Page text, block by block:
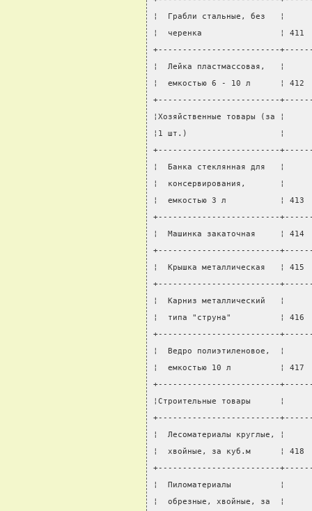
¦  Грабли стальные, без
¦  черенка                ¦
+-------------------------
¦  Лейка
¦  емкостью 6 - 10 л
+-------------------------
¦Хозяйственные товары
¦1 шт.)                   ¦
+-------------------------
¦  Банка стеклянная
¦  консервирования,
¦  емкостью 3 л           ¦
+-------------------------
¦  Машинка закаточная
+-------------------------
¦  Крышка
+-------------------------
¦  Карниз
¦  типа "струна"          ¦
+-------------------------
¦  Ведро
¦  емкостью 10 л
+-------------------------
¦Строительные товары
+-------------------------
¦  Лесоматериалы
¦  хвойные, за куб.м
+-------------------------
¦  Пиломатериалы
¦  обрезные, хвойные,